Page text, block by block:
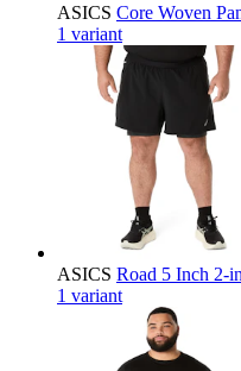
ASICS Core Woven
1 variant
ASICS Road 5 Inch 2-
1 variant